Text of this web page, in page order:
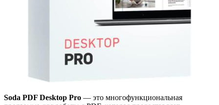
Soda PDF Desktop Pro — это многофункциональная